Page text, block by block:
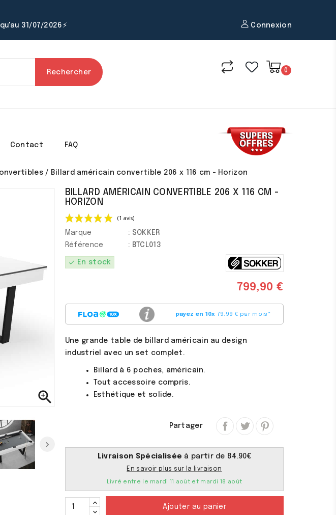
31/07/2026⚡ Connexion
Rechercher 0
Contact FAQ
Billard américain convertible 206 x 116 cm - Horizon

BILLARD AMÉRICAIN CONVERTIBLE 206 X 116 CM -
HORIZON
Marque
: SOKKER
Référence
: BTCL013
check En stock
799,90 €
payez en 10x 79.99 € par mois *
Une grande table de billard américain au design
industriel avec un set complet.
Billard à 6 poches, américain.
Tout accessoire compris.
Esthétique et solide.
Partager
Livraison Spécialisée à partir de 84.90€
En savoir plus sur la livraison
Livré entre le mardi 11 août et mardi 18 août
Ajouter au panier